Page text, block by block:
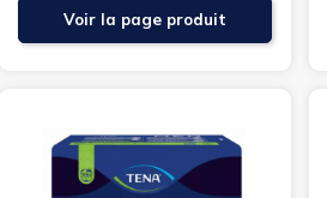
(19 avis)
Voir la page produit